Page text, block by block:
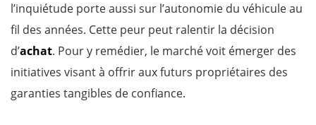
l’inquiétude porte aussi sur l’autonomie du véhicule au
fil des années. Cette peur peut ralentir la décision
d’achat. Pour y remédier, le marché voit émerger des
initiatives visant à offrir aux futurs propriétaires des
garanties tangibles de confiance.